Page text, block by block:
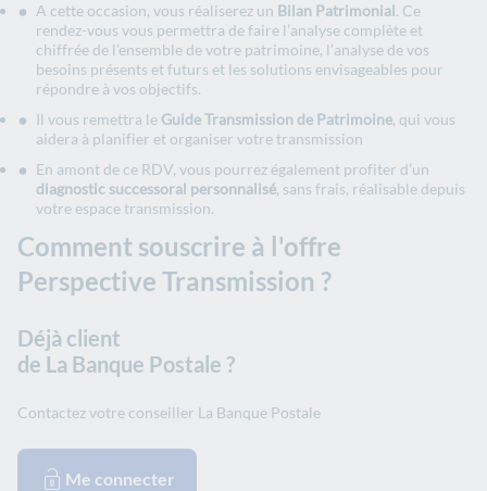
A cette occasion, vous réaliserez un Bilan Patrimonial . Ce
rendez-vous vous permettra de faire l’analyse complète et
chiffrée de l’ensemble de votre patrimoine, l’analyse de vos
besoins présents et futurs et les solutions envisageables pour
répondre à vos objectifs.
Il vous remettra le Guide Transmission de Patrimoine, qui vous
aidera à planifier et organiser votre transmission
En amont de ce RDV, vous pourrez également profiter d’un
diagnostic successoral personnalisé, sans frais, réalisable depuis
votre espace transmission.
Comment souscrire à l'offre
Perspective Transmission ?
Déjà client
de La Banque Postale ?
Contactez votre conseiller La Banque Postale
Me connecter